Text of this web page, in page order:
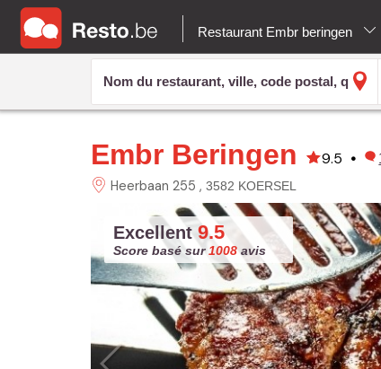
Restaurant Embr beringen
Embr Beringen 9.5 •
Heerbaan 255 3582 KOERSEL
Excellent 9.5
Score basé sur1008 avis